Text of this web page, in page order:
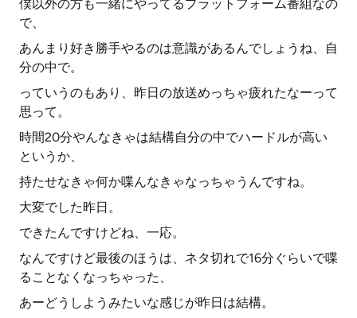
僕以外の方も一緒にやってるプラットフォーム番組なの
で、
あんまり好き勝手やるのは意識があるんでしょうね、自
分の中で。
っていうのもあり、昨日の放送めっちゃ疲れたなーって
思って。
時間20分やんなきゃは結構自分の中でハードルが高い
というか、
持たせなきゃ何か喋んなきゃなっちゃうんですね。
大変でした昨日。
できたんですけどね、一応。
なんですけど最後のほうは、ネタ切れで16分ぐらいで喋
ることなくなっちゃった、
あーどうしようみたいな感じが昨日は結構。